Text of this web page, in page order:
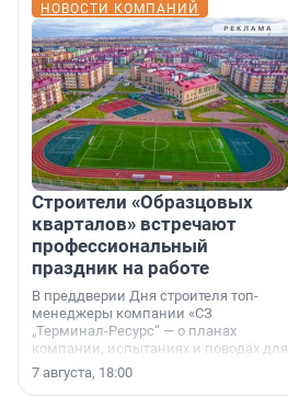
НОВОСТИ КОМПАНИЙ
Строители «Образцовых
кварталов» встречают
профессиональный
праздник на работе
В преддверии Дня строителя топ-
менеджеры компании «СЗ
„Терминал-Ресурс“ — о планах
компании, испытаниях и поводах для
осторожного оптимизма.
7 августа, 18:00